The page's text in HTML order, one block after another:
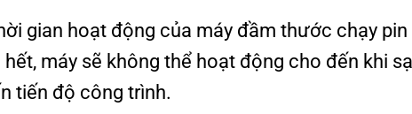
gian hoạt động của máy đầm thước chạy pin
máy sẽ không thể hoạt động cho đến khi
tiến độ công trình.